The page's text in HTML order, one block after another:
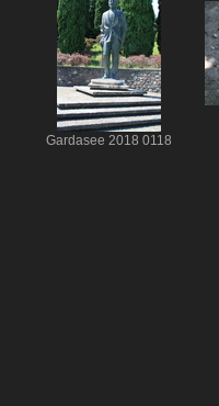
Gardasee 2018 0118